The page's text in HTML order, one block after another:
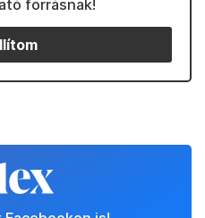
forrásnak!